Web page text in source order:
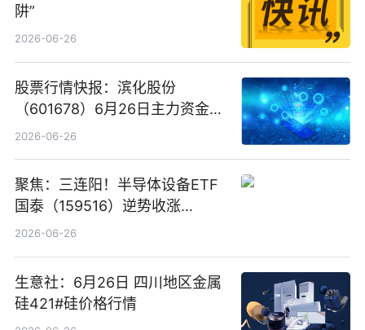
阱”
2026-06-26
股票行情快报：滨化股份
（601678）6月26日主力资金净
卖出5964.34万元
2026-06-26
聚焦：三连阳！半导体设备ETF
国泰（159516）逆势收涨
3.5%，近10日累计净流入超65
2026-06-26
生意社：6月26日 四川地区金属
硅421#硅价格行情